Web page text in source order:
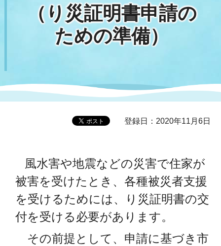
（り災証明書申請の
ための準備）
登録日：2020年11月6日
風水害や地震などの災害で住家が
被害を受けたとき、各種被災者支援
を受けるためには、り災証明書の交
付を受ける必要があります。
その前提として、申請に基づき市